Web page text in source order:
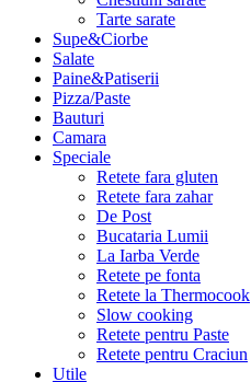
Tarte sarate
Supe&Ciorbe
Salate
Paine&Patiserii
Pizza/Paste
Bauturi
Camara
Speciale
Retete fara gluten
Retete fara zahar
De Post
Bucataria Lumii
La Iarba Verde
Retete pe fonta
Retete la Thermocook
Slow cooking
Retete pentru Paste
Retete pentru Craciun
Utile